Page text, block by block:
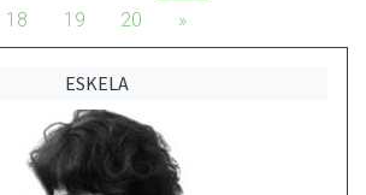
18
19 20 »
ESKELA